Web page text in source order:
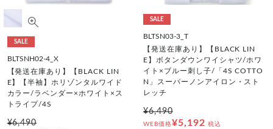
SALE
BLTSNH02-4_X
【発送在庫あり】【BLACK LIN
E】【半袖】ホリゾンタルワイド
カラー/ラベンダー×ホワイト×ス
トライプ/4S
¥6,490
SALE
BLTSN03-3_T
【発送在庫あり】【BLACK LIN
E】ボタンダウンワイシャツ/ホワ
イト×ブルー刺し子/「4S COTTO
N」スーパーノンアイロン・スト
レッチ
¥6,490
WEB価格¥5,192 税込